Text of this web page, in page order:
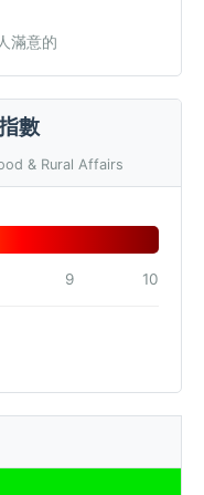
滿意的
數
& Rural Affairs
9 10